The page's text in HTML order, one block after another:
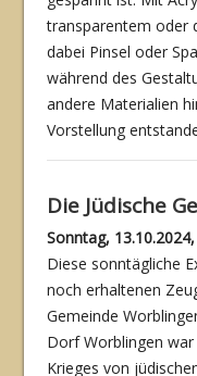
transparentem oder
dabei Pinsel oder
während des
andere Materialien
Vorstellung
Die Jüdische
Sonntag,
Diese sonntägliche
noch erhaltenen
Gemeinde
Dorf Worblin­gen
Krieges von